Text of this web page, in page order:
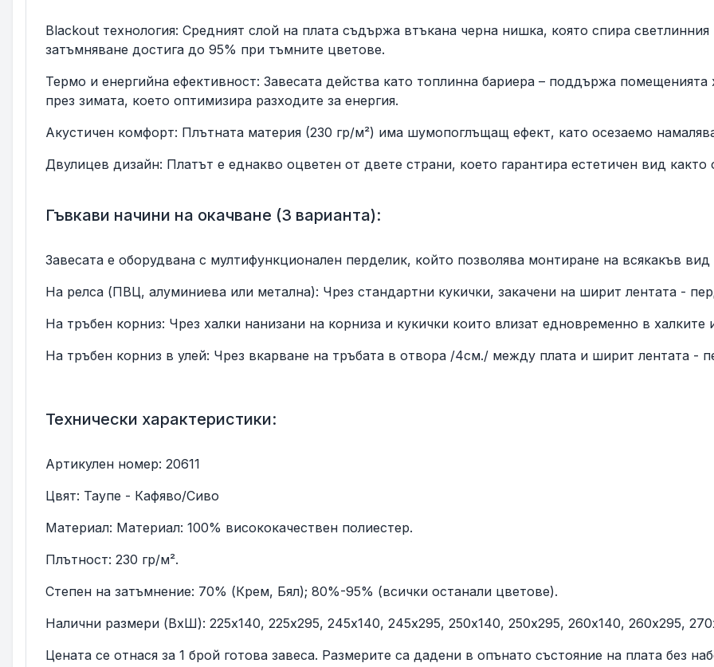
Blackout технология: Средният слой на плата съдържа втъкана черна нишка, която спира
затъмняване достига до 95% при тъмните цветове.
Термо и енергийна ефективност: Завесата действа като топлинна бариера – поддържа
през зимата, което оптимизира разходите за енергия.
Акустичен комфорт: Плътната материя (230 гр/м²) има шумопоглъщащ ефект, като осезаемо
Двулицев дизайн: Платът е еднакво оцветен от двете страни, което гарантира естетичен вид
Гъвкави начини на окачване (3 варианта):
Завесата е оборудвана с мултифункционален перделик, който позволява монтиране на всякакъв
На релса (ПВЦ, алуминиева или метална): Чрез стандартни кукички, закачени на ширит лентата -
На тръбен корниз: Чрез халки нанизани на корниза и кукички които влизат едновременно в
На тръбен корниз в улей: Чрез вкарване на тръбата в отвора /4см./ между плата и ширит лентата -
Технически характеристики:
Артикулен номер: 20611
Цвят: Таупе - Кафяво/Сиво
Материал: Материал: 100% висококачествен полиестер.
Плътност: 230 гр/м².
Степен на затъмнение: 70% (Крем, Бял); 80%-95% (всички останали цветове).
Налични размери (ВxШ): 225х140, 225х295, 245х140, 245х295, 250х140, 250х295, 260х140, 260х295,
Цената се отнася за 1 брой готова завеса. Размерите са дадени в опънато състояние на плата без